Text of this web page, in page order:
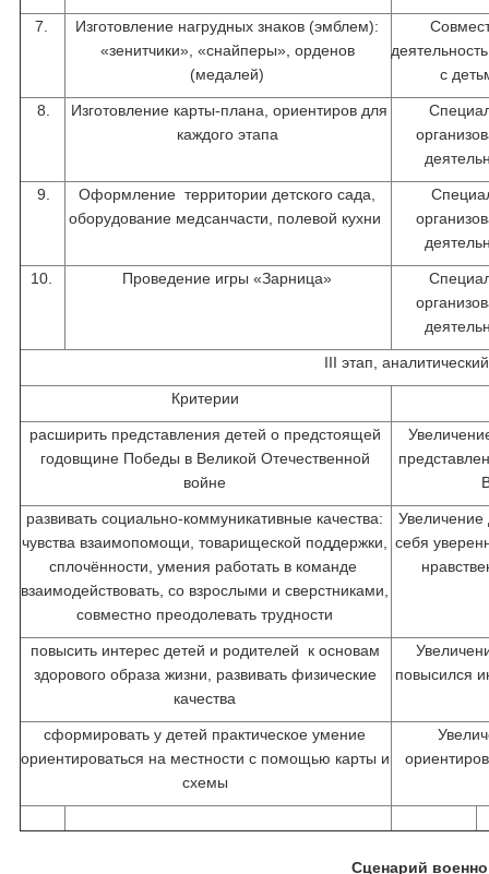
7.
Изготовление нагрудных знаков (эмблем):
«зенитчики», «снайперы», орденов
(медалей)
с
8.
Изготовление карты-плана, ориентиров для
каждого этапа
9.
Оформление территории детского сада,
оборудование медсанчасти, полевой кухни
10. Проведение игры «Зарница»
III этап, аналитический
Критерии
расширить представления детей о предстоящей
годовщине Победы в Великой Отечественной
войне
развивать социально-коммуникативные качества:
чувства взаимопомощи, товарищеской поддержки,
сплочённости, умения работать в команде
взаимодействовать, со взрослыми и сверстниками,
совместно преодолевать трудности
Увеличение
себя
повысить интерес детей и родителей к основам
здорового образа жизни, развивать физические
качества
повысился
сформировать у детей практическое умение
ориентироваться на местности с помощью карты и
схемы
Сценарий